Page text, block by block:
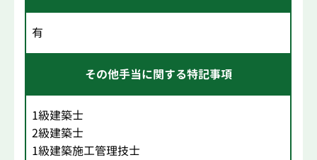
有
その他手当に関する特記事項
1級建築士
2級建築士
1級建築施工管理技士